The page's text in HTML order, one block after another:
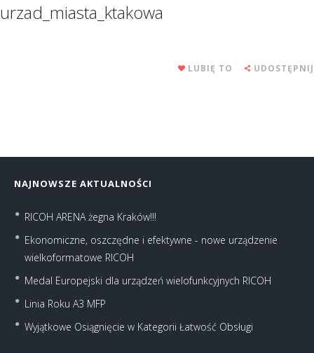
urzad_miasta_ktakowa
LUBIĘ TO UDOSTĘPNIJ
NAJNOWSZE AKTUALNOŚCI
RICOH ARENA żegna Kraków!!!
Ekonomiczne, oszczędne i efektywne - nowe urządzenie
wielkoformatowe RICOH
Medal Europejski dla urządzeń wielofunkcyjnych RICOH
Linia Roku A3 MFP
Wyjątkowe Osiągnięcie w Kategorii Łatwość Obsługi